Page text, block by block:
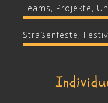
Teams, Projekte,
Straßenfeste,